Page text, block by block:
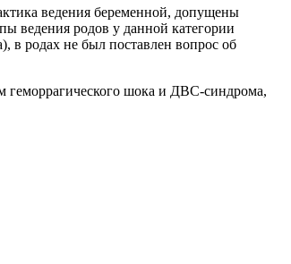
ведения беременной, допущены
ведения родов у данной категории
в родах не был поставлен вопрос об
геморрагического шока и ДВС-синдрома,